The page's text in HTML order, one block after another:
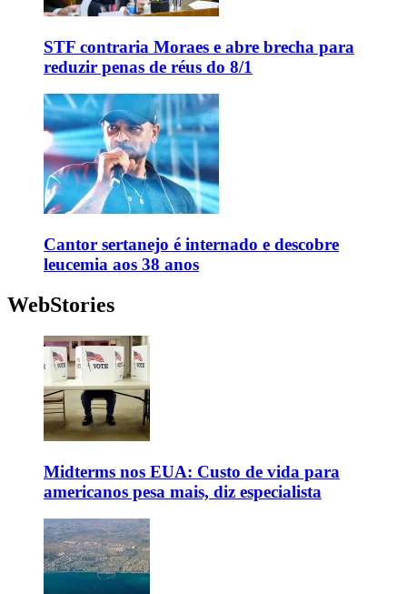
STF contraria Moraes e abre brecha para
reduzir penas de réus do 8/1
Cantor sertanejo é internado e descobre
leucemia aos 38 anos
WebStories
Midterms nos EUA: Custo de vida para
americanos pesa mais, diz especialista